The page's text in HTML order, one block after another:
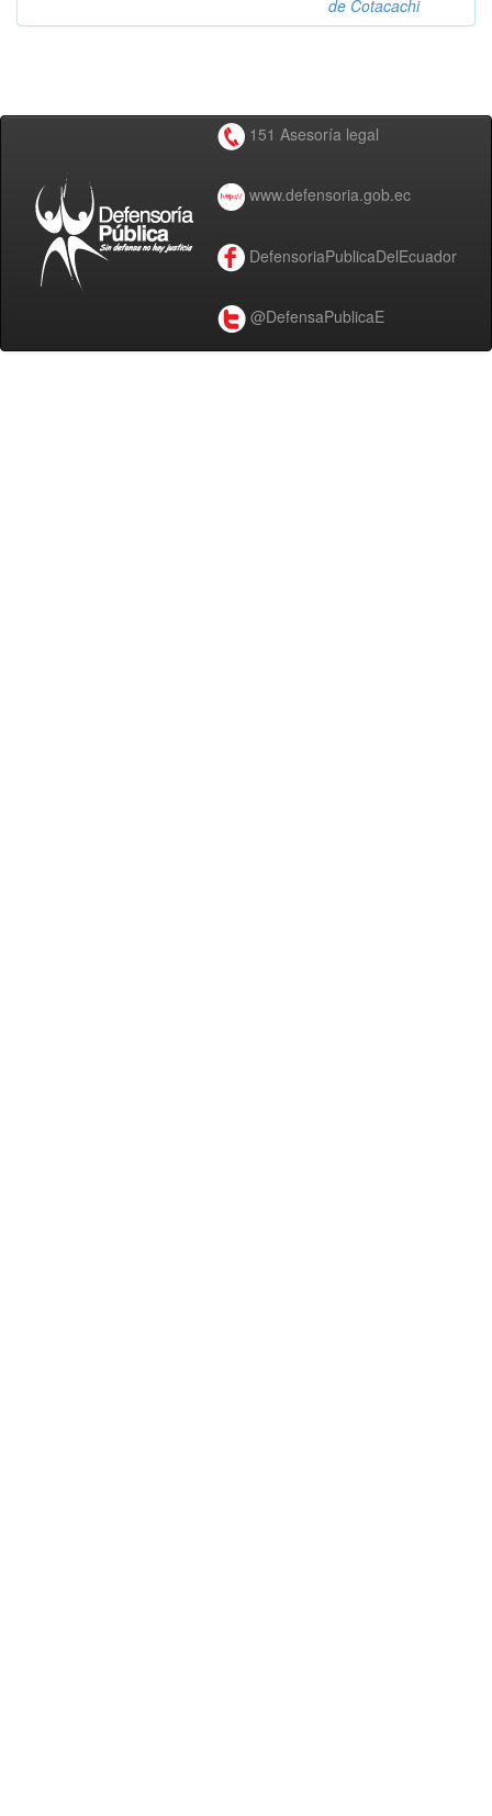
de Cotacachi
151 Asesoría legal
www.defensoria.gob.ec
DefensoriaPublicaDelEcuador
@DefensaPublicaE